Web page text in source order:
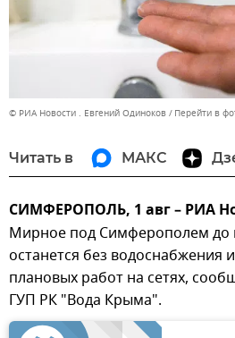
© РИА Новости . Евгений Одиноков Перейти в
Читать в МАКС
СИМФЕРОПОЛЬ, 1 авг – РИА
Мирное под Симферополем до
останется без водоснабжения
плановых работ на сетях,
ГУП РК "Вода Крыма".